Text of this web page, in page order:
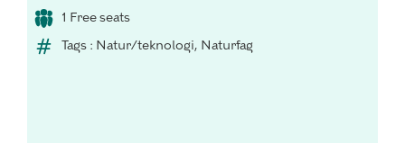
1 Free seats
Tags : Natur/teknologi, Naturfag